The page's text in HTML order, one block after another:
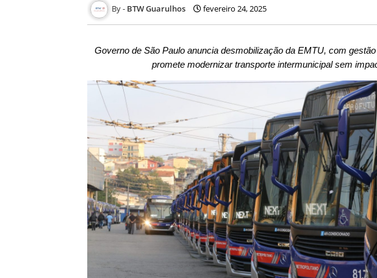
BTW Guarulhos fevereiro 24, 2025
Governo de São Paulo anuncia desmobilização da EMTU, com
promete modernizar transporte intermunicipal sem